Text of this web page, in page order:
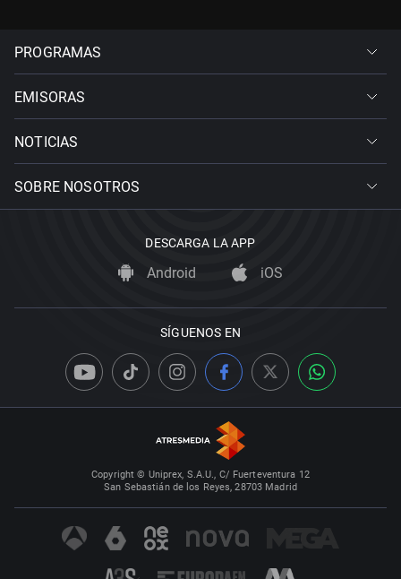
PROGRAMAS
EMISORAS
NOTICIAS
SOBRE NOSOTROS
DESCARGA LA APP
Android iOS
SÍGUENOS EN
Copyright © Uniprex, S.A.U., C/ Fuerteventura 12
San Sebastián de los Reyes, 28703 Madrid